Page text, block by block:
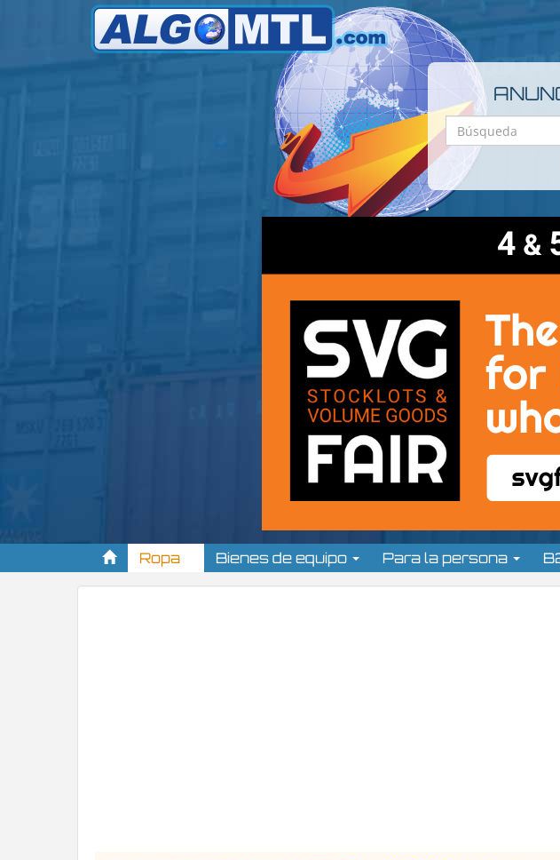
Ropa Bienes de equipo Para la persona